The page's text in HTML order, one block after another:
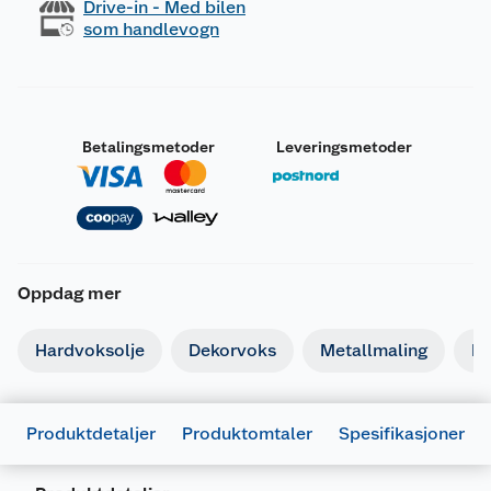
Drive-in - Med bilen
som handlevogn
Betalingsmetoder Leveringsmetoder
Oppdag mer
Hardvoksolje Dekorvoks Metallmaling
Produktdetaljer Produktomtaler Spesifikasjoner